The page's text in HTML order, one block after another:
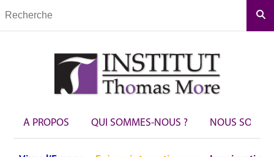
A PROPOS QUI SOMMES-NOUS ? NOUS